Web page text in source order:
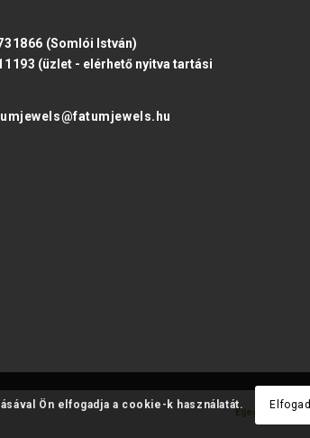
(Somlói István)
(üzlet - elérhető nyitva tartási
Eljegyzési gyűrű
Ön elfogadja a cookie-k használatát. Elfogad